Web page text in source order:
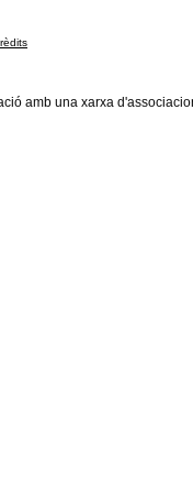
amb una xarxa